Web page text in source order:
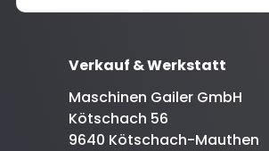
Verkauf & Werkstatt
Maschinen Gailer GmbH
Kötschach 56
9640 Kötschach-Mauthen